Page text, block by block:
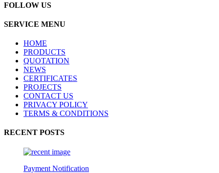
FOLLOW US
SERVICE MENU
HOME
PRODUCTS
QUOTATION
NEWS
CERTIFICATES
PROJECTS
CONTACT US
PRIVACY POLICY
TERMS & CONDITIONS
RECENT POSTS
Payment Notification